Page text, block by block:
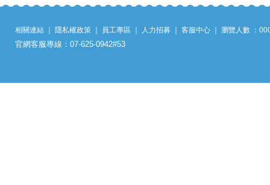
相關連結 隱私權政策 員工專區 人力招募 客服中心 瀏覽人數 ：
官網客服專線：07-625-0942#53